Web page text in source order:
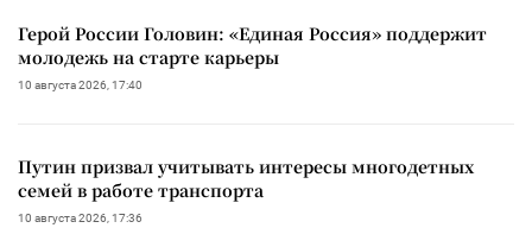
Герой России Головин: «Единая Россия» поддержит
молодежь на старте карьеры
10 августа 2026, 17:40
Путин призвал учитывать интересы многодетных
семей в работе транспорта
10 августа 2026, 17:36